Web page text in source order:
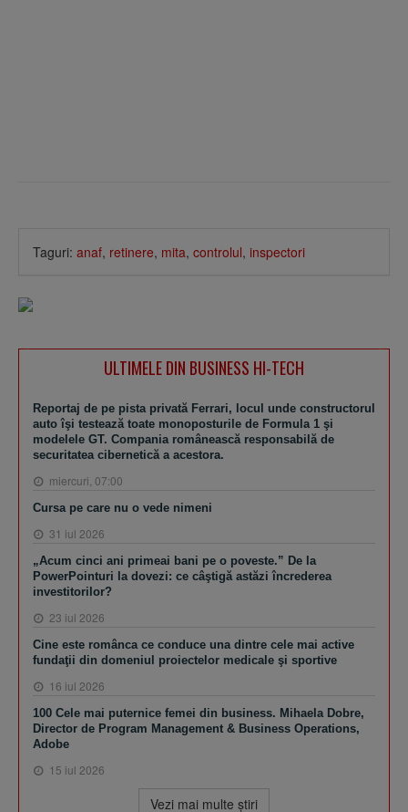
Taguri: anaf, retinere, mita, controlul, inspectori
ULTIMELE DIN BUSINESS HI-TECH
Reportaj de pe pista privată Ferrari, locul unde constructorul
auto îşi testează toate monoposturile de Formula 1 şi
modelele GT. Compania românească responsabilă de
securitatea cibernetică a acestora.
miercuri, 07:00
Cursa pe care nu o vede nimeni
31 iul 2026
„Acum cinci ani primeai bani pe o poveste.” De la
PowerPointuri la dovezi: ce câştigă astăzi încrederea
investitorilor?
23 iul 2026
Cine este românca ce conduce una dintre cele mai active
fundaţii din domeniul proiectelor medicale şi sportive
16 iul 2026
100 Cele mai puternice femei din business. Mihaela Dobre,
Director de Program Management & Business Operations,
Adobe
15 iul 2026
Vezi mai multe ştiri